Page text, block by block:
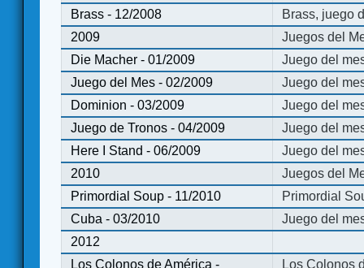
Brass - 12/2008
Brass, juego
2009
Juegos del
Die Macher - 01/2009
Juego del
Juego del Mes - 02/2009
Juego del
Dominion - 03/2009
Juego del
Juego de Tronos - 04/2009
Juego del
Here I Stand - 06/2009
Juego del
2010
Juegos del
Primordial Soup - 11/2010
Primordial
Cuba - 03/2010
Juego del
2012
Los Colonos de América -
Los Colonos